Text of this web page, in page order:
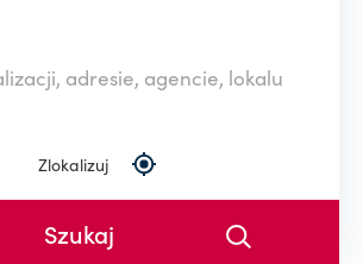
Zlokalizuj